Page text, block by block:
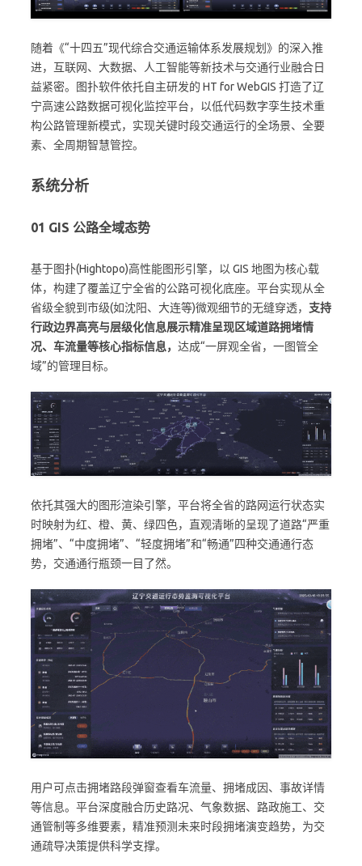
随着《“十四五”现代综合交通运输体系发展规划》的深入推
进，互联网、大数据、人工智能等新技术与交通行业融合日
益紧密。图扑软件依托自主研发的 HT for WebGIS 打造了辽
宁高速公路数据可视化监控平台，以低代码数字孪生技术重
构公路管理新模式，实现关键时段交通运行的全场景、全要
素、全周期智慧管控。
系统分析
01 GIS 公路全域态势
基于图扑(Hightopo)高性能图形引擎，以 GIS 地图为核心载
体，构建了覆盖辽宁全省的公路可视化底座。平台实现从全
省级全貌到市级(如沈阳、大连等)微观细节的无缝穿透， 支持
行政边界高亮与层级化信息展示精准呈现区域道路拥堵情
况、车流量等核心指标信息， 达成“一屏观全省，一图管全
域”的管理目标。
依托其强大的图形渲染引擎，平台将全省的路网运行状态实
时映射为红、橙、黄、绿四色，直观清晰的呈现了道路“严重
拥堵”、“中度拥堵”、“轻度拥堵”和“畅通”四种交通通行态
势，交通通行瓶颈一目了然。
用户可点击拥堵路段弹窗查看车流量、拥堵成因、事故详情
等信息。平台深度融合历史路况、气象数据、路政施工、交
通管制等多维要素，精准预测未来时段拥堵演变趋势，为交
通疏导决策提供科学支撑。